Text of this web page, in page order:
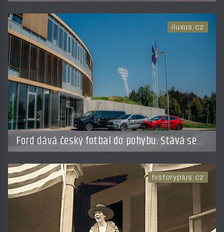
Ford dává český fotbal do pohybu. Stává se
novým partnerem FAČR
iluxus.cz
historyplus.cz